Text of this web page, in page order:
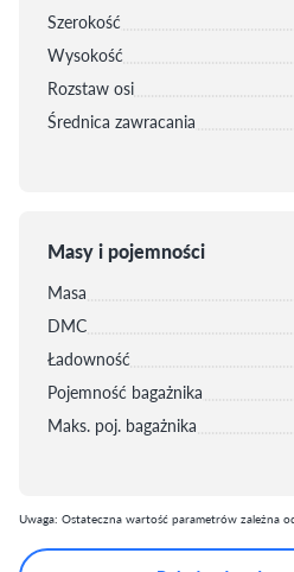
Szerokość
Wysokość
Rozstaw osi
Średnica zawracania
Masy i pojemności
Masa
DMC
Ładowność
Pojemność bagażnika
Maks. poj. bagażnika
Uwaga: Ostateczna wartość parametrów zależna